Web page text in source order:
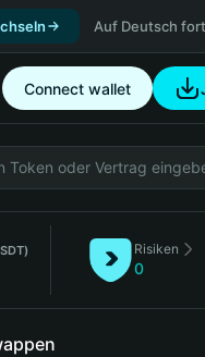
Auf Deutsch
Connect wallet
Risiken
0